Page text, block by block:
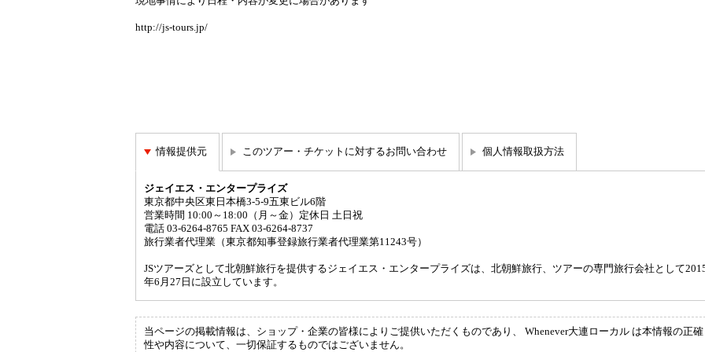
http://js-tours.jp/
情報提供元 このツアー・チケットに対するお問い合わせ 個人情報取扱方法
ジェイエス・エンタープライズ
東京都中央区東日本橋3-5-9五東ビル6階
営業時間 10:00～18:00（月～金）定休日 土日祝
電話 03-6264-8765 FAX 03-6264-8737
旅行業者代理業（東京都知事登録旅行業者代理業第11243号）
JSツアーズとして北朝鮮旅行を提供するジェイエス・エンタープライズは、北朝鮮旅行、ツアーの専門旅行会社として
年6月27日に設立しています。
当ページの掲載情報は、ショップ・企業の皆様によりご提供いただくものであり、 Whenever大連ローカル は本情報の正確
性や内容について、一切保証するものではございません。